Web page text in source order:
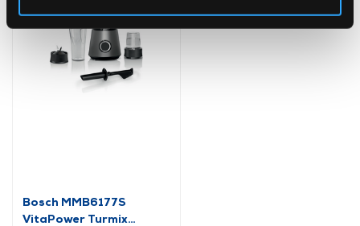
okat használ, melyeket az Ön gépén tárol a rendszer. A
cookie-k személyazonosítására nem alkalmasak,
szolgáltatásaink biztosításához szükségesek. Az oldal
Bosch MMB6177S
VitaPower Turmix